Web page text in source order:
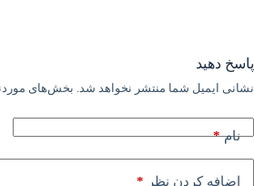
پاسخ دهید
نشانی ایمیل شما منتشر نخواهد شد. بخش‌های
نام*
اضافه کردن نظر *